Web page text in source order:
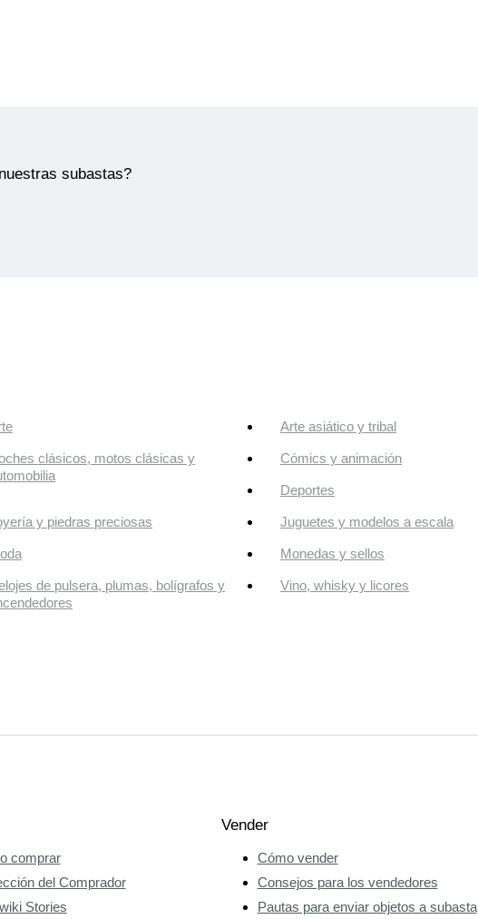
subastas?
Arte asiático y tribal
clásicos, motos clásicas y
Cómics y animación
Deportes
y piedras preciosas Juguetes y modelos a escala
Monedas y sellos
de pulsera, plumas, bolígrafos y
Vino, whisky y licores
comprar
del Comprador
Stories
Vender
Cómo vender
Consejos para los vendedores
Pautas para enviar objetos a subasta